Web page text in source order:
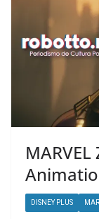
DISNEY PLUS